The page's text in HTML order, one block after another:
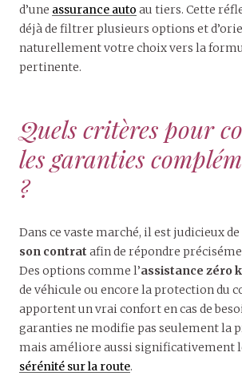
d’une assurance auto au tiers. Cette
déjà de filtrer plusieurs options et
naturellement votre choix vers la
pertinente.
Quels critères pour
les garanties
?
Dans ce vaste marché, il est judicieux de
son contrat afin de répondre
Des options comme l’assistance zéro
de véhicule ou encore la protection du
apportent un vrai confort en cas de
garanties ne modifie pas seulement la
mais améliore aussi significativement
sérénité sur la route.